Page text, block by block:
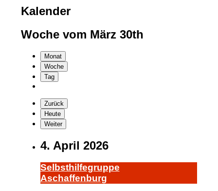
Kalender
Woche vom März 30th
Monat
Woche
Tag
Zurück
Heute
Weiter
4. April 2026
Selbst­hil­fe­grup­pe
A­schaf­fen­burg